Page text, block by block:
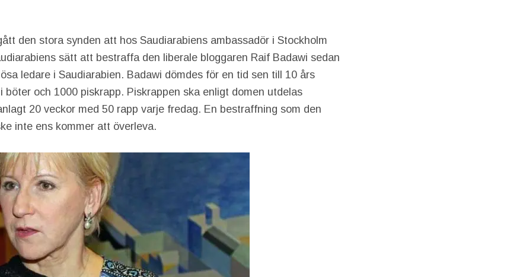
den stora synden att hos Saudiarabiens ambassadör i Stockholm
sätt att bestraffa den liberale bloggaren Raif Badawi sedan
ledare i Saudiarabien. Badawi dömdes för en tid sen till 10 års
böter och 1000 piskrapp. Piskrappen ska enligt domen utdelas
20 veckor med 50 rapp varje fredag. En bestraffning som den
inte ens kommer att överleva.